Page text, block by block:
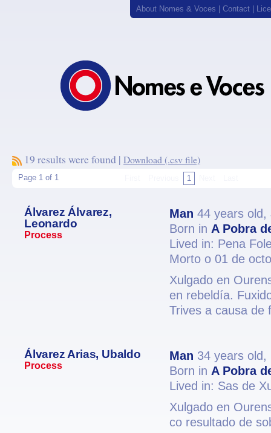
About Nomes & Voces Contact
19 results were found | Download (.csv file)
Page 1 of 1 1
Álvarez Álvarez,
Leonardo
Process
Man 44 years old,
Born in A Pobra
Lived in: Pena
Morto o 01 de
Xulgado en
en rebeldía.
Trives a causa de
Álvarez Arias, Ubaldo
Process
Man 34 years old,
Born in A Pobra
Lived in: Sas de
Xulgado en
co resultado de